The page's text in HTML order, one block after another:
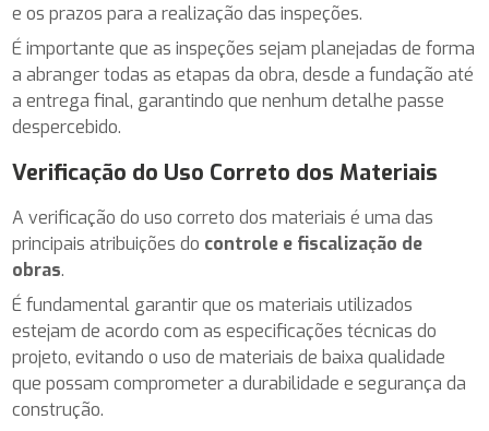
e os prazos para a realização das inspeções.
É importante que as inspeções sejam planejadas de forma
a abranger todas as etapas da obra, desde a fundação até
a entrega final, garantindo que nenhum detalhe passe
despercebido.
Verificação do Uso Correto dos Materiais
A verificação do uso correto dos materiais é uma das
principais atribuições do controle e fiscalização de
obras.
É fundamental garantir que os materiais utilizados
estejam de acordo com as especificações técnicas do
projeto, evitando o uso de materiais de baixa qualidade
que possam comprometer a durabilidade e segurança da
construção.